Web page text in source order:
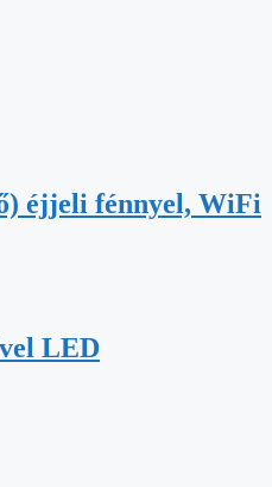
éjjeli fénnyel, WiFi
LED